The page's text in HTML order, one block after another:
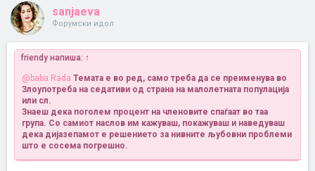
sanjaeva
Форумски идол
friendy напиша: ↑
@baba Rada Темата е во ред, само треба да се преименува во
Злоупотреба на седативи од страна на малолетната популација
или сл.
Знаеш дека поголем процент на членовите спаѓаат во таа
група. Со самиот наслов им кажуваш, покажуваш и наведуваш
дека дијазепамот е решението за нивните љубовни проблеми
што е сосема погрешно.